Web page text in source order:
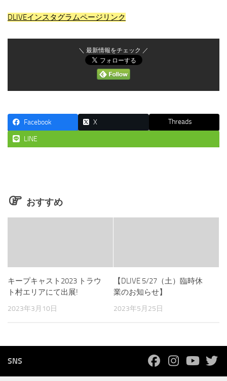
DLIVEインスタグラムページリンク
＼ 最新情報をチェック ／
Facebook X Threads
LINE
おすすめ
キープキャスト2023 トラウ
ト村エリアにて出展!
2023年3月10日
【DLIVE 5/27（土）臨時休
業のお知らせ】
2023年5月25日
SNS